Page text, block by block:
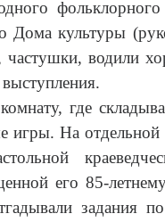
Дома культуры
частушки, водили
где
игры. На
его 85-
задания